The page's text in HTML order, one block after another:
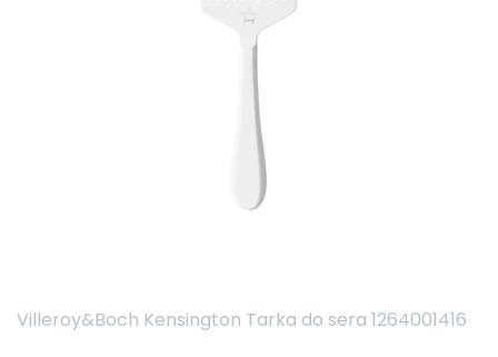
Villeroy&Boch Kensington Tarka do sera 1264001416